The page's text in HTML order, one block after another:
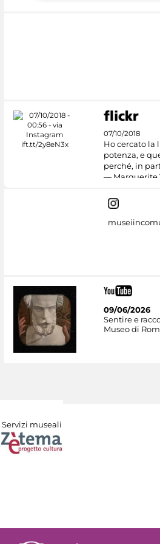
07/10/2018
Ho cercato la
potenza, e
perché, in
— Marguerite
09/06/2026
Sentire e
Museo di
Servizi museali